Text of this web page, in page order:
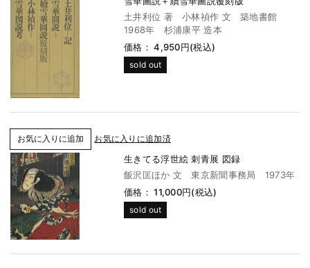
土井利位 著 小林禎作 文 築地書館
1968年 杉浦康平 造本
価格： 4,950円(税込)
sold out
お気に入りに追加済
生きてる浮世絵 刺青展 図録
飯沢匡ほか 文 東京新聞事務局 1973年
価格： 11,000円(税込)
sold out